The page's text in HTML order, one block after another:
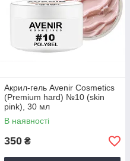
Акрил-гель Avenir Cosmetics
(Premium hard) №10 (skin
pink), 30 мл
В наявності
350 ₴